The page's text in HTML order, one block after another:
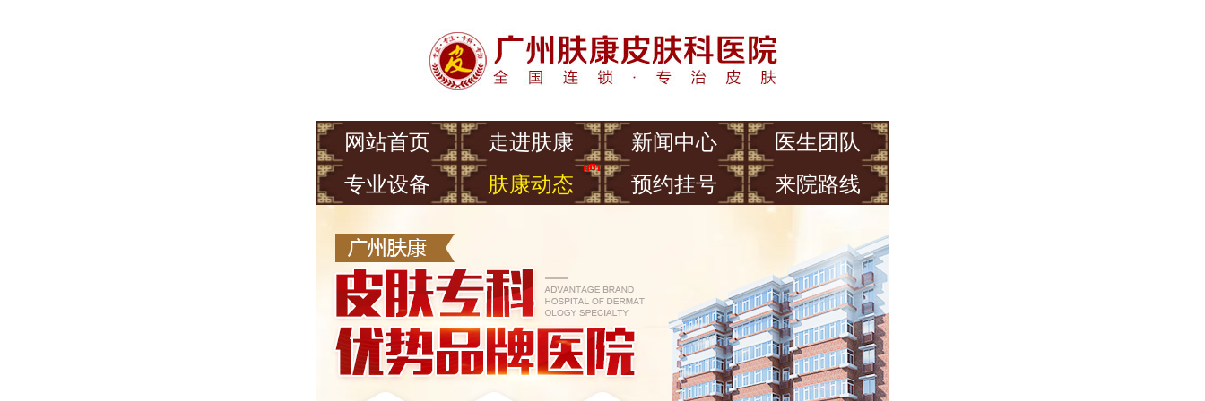
网站首页 走进肤康 新闻中心
医生团队
专业设备
肤康动态 预约挂号 来院路线